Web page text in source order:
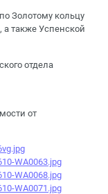
Золотому кольцу
также Успенской
отдела
от